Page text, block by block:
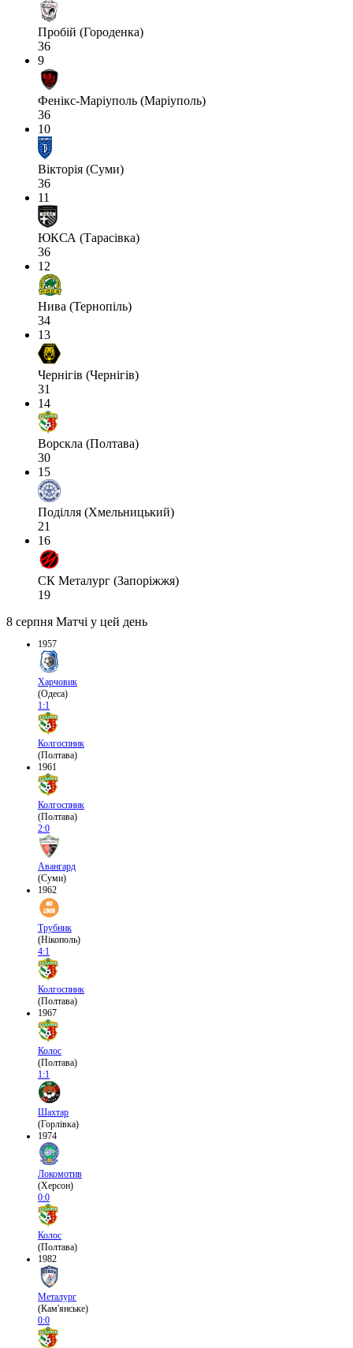
Пробій (Городенка)
36
9
Фенікс-Маріуполь (Маріуполь)
36
10
Вікторія (Суми)
36
11
ЮКСА (Тарасівка)
36
12
Нива (Тернопіль)
34
13
Чернігів (Чернігів)
31
14
Ворскла (Полтава)
30
15
Поділля (Хмельницький)
21
16
СК Металург (Запоріжжя)
19
8 серпня Матчі у цей день
1957
Харчовик
(Одеса)
1:1
Колгоспник
(Полтава)
1961
Колгоспник
(Полтава)
2:0
Авангард
(Суми)
1962
Трубник
(Нікополь)
4:1
Колгоспник
(Полтава)
1967
Колос
(Полтава)
1:1
Шахтар
(Горлівка)
1974
Локомотив
(Херсон)
0:0
Колос
(Полтава)
1982
Металург
(Кам'янське)
0:0